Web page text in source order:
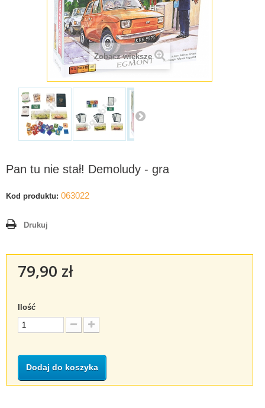
Zobacz większe
Pan tu nie stał! Demoludy - gra
Kod produktu: 063022
Drukuj
79,90 zł
Ilość
Dodaj do koszyka